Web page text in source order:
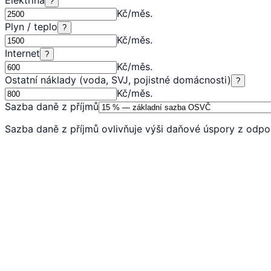
Kč/měs.
Plyn / teplo ?
Kč/měs.
Internet ?
Kč/měs.
Ostatní náklady (voda, SVJ, pojistné domácnosti)
?
Kč/měs.
Sazba daně z příjmů
Sazba daně z příjmů ovlivňuje výši daňové úspory z